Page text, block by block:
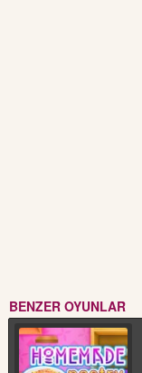
BENZER OYUNLAR